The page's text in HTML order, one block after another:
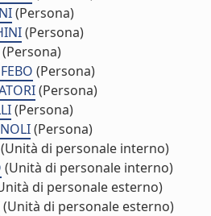
(Persona)
(Persona)
(Persona)
(Persona)
(Persona)
(Persona)
(Persona)
(Unità di personale interno)
(Unità di personale interno)
di personale esterno)
(Unità di personale esterno)